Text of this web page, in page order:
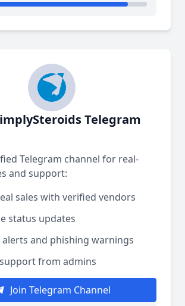
Telegram
Telegram channel for real-
and support:
sales with verified vendors
status updates
alerts and phishing warnings
from admins
Join Telegram Channel